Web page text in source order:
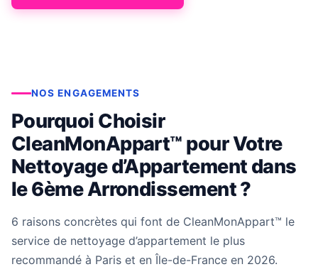
NOS ENGAGEMENTS
Pourquoi Choisir
CleanMonAppart™ pour Votre
Nettoyage d’Appartement dans
le 6ème Arrondissement ?
6 raisons concrètes qui font de CleanMonAppart™ le
service de nettoyage d’appartement le plus
recommandé à Paris et en Île-de-France en 2026.